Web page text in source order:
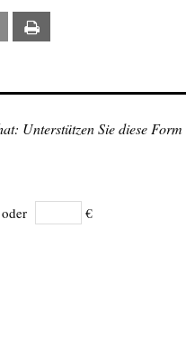
Email
Unterstützen Sie diese Form
oder €